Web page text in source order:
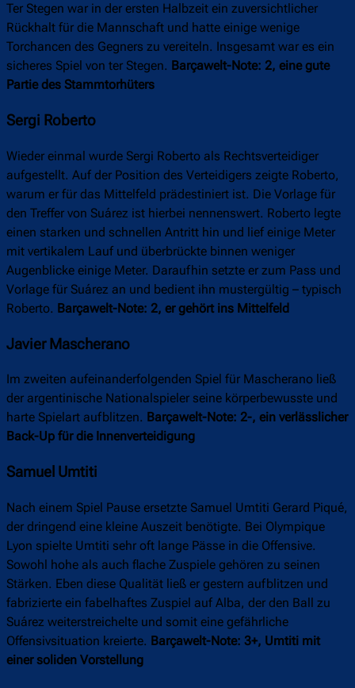
Ter Stegen war in der ersten Halbzeit ein zuversichtlicher
Rückhalt für die Mannschaft und hatte einige wenige
Torchancen des Gegners zu vereiteln. Insgesamt war es ein
sicheres Spiel von ter Stegen. Barçawelt-Note: 2, eine gute
Partie des Stammtorhüters
Sergi Roberto
Wieder einmal wurde Sergi Roberto als Rechtsverteidiger
aufgestellt. Auf der Position des Verteidigers zeigte Roberto,
warum er für das Mittelfeld prädestiniert ist. Die Vorlage für
den Treffer von Suárez ist hierbei nennenswert. Roberto legte
einen starken und schnellen Antritt hin und lief einige Meter
mit vertikalem Lauf und überbrückte binnen weniger
Augenblicke einige Meter. Daraufhin setzte er zum Pass und
Vorlage für Suárez an und bedient ihn mustergültig – typisch
Roberto. Barçawelt-Note: 2, er gehört ins Mittelfeld
Javier Mascherano
Im zweiten aufeinanderfolgenden Spiel für Mascherano ließ
der argentinische Nationalspieler seine körperbewusste und
harte Spielart aufblitzen. Barçawelt-Note: 2-, ein verlässlicher
Back-Up für die Innenverteidigung
Samuel Umtiti
Nach einem Spiel Pause ersetzte Samuel Umtiti Gerard Piqué,
der dringend eine kleine Auszeit benötigte. Bei Olympique
Lyon spielte Umtiti sehr oft lange Pässe in die Offensive.
Sowohl hohe als auch flache Zuspiele gehören zu seinen
Stärken. Eben diese Qualität ließ er gestern aufblitzen und
fabrizierte ein fabelhaftes Zuspiel auf Alba, der den Ball zu
Suárez weiterstreichelte und somit eine gefährliche
Offensivsituation kreierte. Barçawelt-Note: 3+, Umtiti mit
einer soliden Vorstellung